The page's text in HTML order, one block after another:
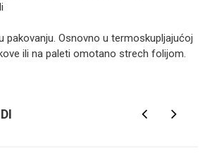
pakovanju. Osnovno u termoskupljajućoj
ili na paleti omotano strech folijom.